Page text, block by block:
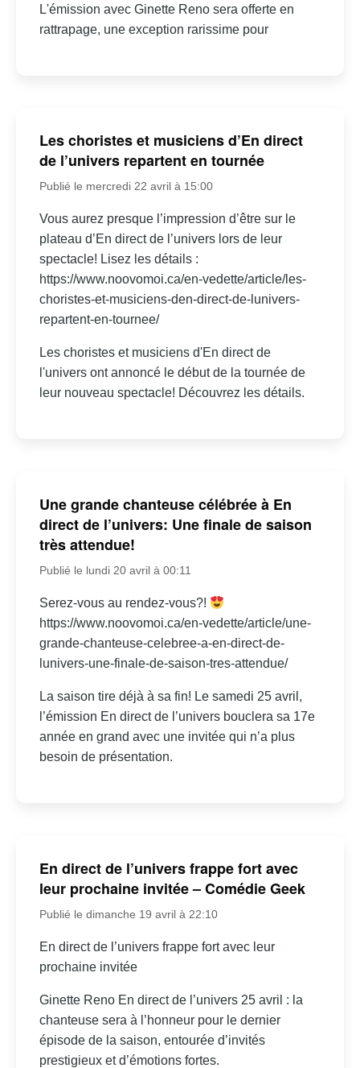
L'émission avec Ginette Reno sera offerte en
rattrapage, une exception rarissime pour
Les choristes et musiciens d’En direct
de l’univers repartent en tournée
Publié le mercredi 22 avril à 15:00
Vous aurez presque l’impression d’être sur le
plateau d’En direct de l’univers lors de leur
spectacle! Lisez les détails :
https://www.noovomoi.ca/en-vedette/article/les-
choristes-et-musiciens-den-direct-de-lunivers-
repartent-en-tournee/
Les choristes et musiciens d'En direct de
l'univers ont annoncé le début de la tournée de
leur nouveau spectacle! Découvrez les détails.
Une grande chanteuse célébrée à En
direct de l’univers: Une finale de saison
très attendue!
Publié le lundi 20 avril à 00:11
Serez-vous au rendez-vous?!
https://www.noovomoi.ca/en-vedette/article/une-
grande-chanteuse-celebree-a-en-direct-de-
lunivers-une-finale-de-saison-tres-attendue/
La saison tire déjà à sa fin! Le samedi 25 avril,
l’émission En direct de l’univers bouclera sa 17e
année en grand avec une invitée qui n’a plus
besoin de présentation.
En direct de l’univers frappe fort avec
leur prochaine invitée – Comédie Geek
Publié le dimanche 19 avril à 22:10
En direct de l’univers frappe fort avec leur
prochaine invitée
Ginette Reno En direct de l’univers 25 avril : la
chanteuse sera à l’honneur pour le dernier
épisode de la saison, entourée d’invités
prestigieux et d’émotions fortes.